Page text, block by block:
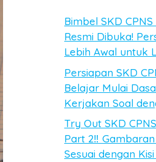
Bimbel SKD
Resmi Dibuka!
Lebih Awal untuk
Persiapan SKD
Belajar Mulai
Kerjakan Soal
Try Out SKD
Part 2‼️ Gambaran
Sesuai dengan